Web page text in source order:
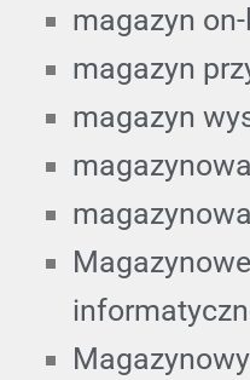
magazyn
magazyn
magazyn